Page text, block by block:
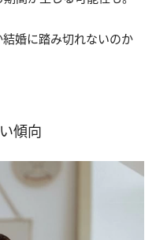
婚に踏み切れないのか
傾向